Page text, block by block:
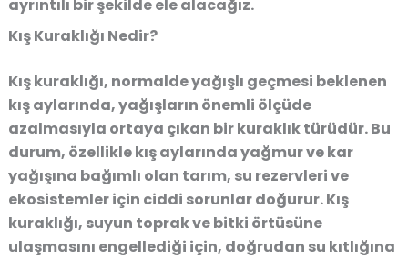
ayrıntılı bir şekilde ele alacağız.
Kış Kuraklığı Nedir?
Kış kuraklığı, normalde yağışlı geçmesi beklenen
kış aylarında, yağışların önemli ölçüde
azalmasıyla ortaya çıkan bir kuraklık türüdür. Bu
durum, özellikle kış aylarında yağmur ve kar
yağışına bağımlı olan tarım, su rezervleri ve
ekosistemler için ciddi sorunlar doğurur.Kış
kuraklığı, suyun toprak ve bitki örtüsüne
ulaşmasını engellediği için, doğrudan su kıtlığına